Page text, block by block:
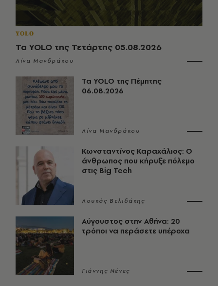
YOLO
Τα YOLO της Τετάρτης 05.08.2026
Λίνα Μανδράκου
Τα YOLO της Πέμπτης
06.08.2026
Λίνα Μανδράκου
Κωνσταντίνος Καραχάλιος: Ο
άνθρωπος που κήρυξε πόλεμο
στις Big Tech
Λουκάς Βελιδάκης
Αύγουστος στην Αθήνα: 20
τρόποι να περάσετε υπέροχα
Γιάννης Νένες